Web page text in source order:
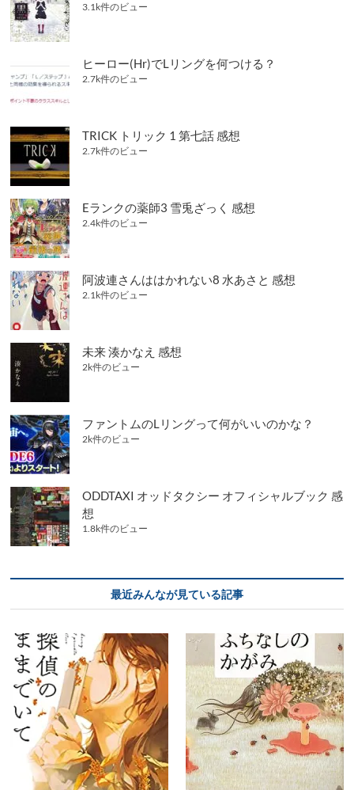
3.1k件のビュー
ヒーロー(Hr)でLリングを何つける？
2.7k件のビュー
TRICK トリック 1 第七話 感想
2.7k件のビュー
Eランクの薬師3 雪兎ざっく 感想
2.4k件のビュー
阿波連さんははかれない8 水あさと 感想
2.1k件のビュー
未来 湊かなえ 感想
2k件のビュー
ファントムのLリングって何がいいのかな？
2k件のビュー
ODDTAXI オッドタクシー オフィシャルブック 感
想
1.8k件のビュー
最近みんなが見ている記事